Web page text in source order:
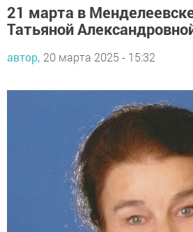
21 марта в
Татьяной
автор, 20 марта 2025 - 15:32